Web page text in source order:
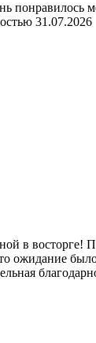
понравилось
31.07.2026
в восторге!
ожидание